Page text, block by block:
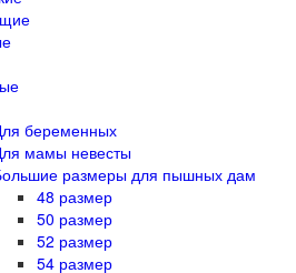
беременных
мамы невесты
размеры для пышных дам
48 размер
50 размер
52 размер
54 размер